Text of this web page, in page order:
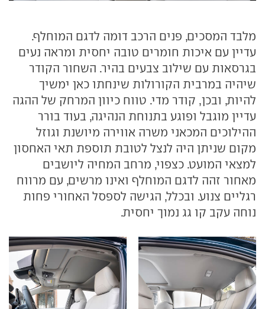
מלבד המסכים, פנים הרכב דומה לדגם המוחלף.
עדיין עם איכות חומרים טובה יחסית ומראה נעים
בגרסאות עם שילוב צבעים בהיר. השחור הקודר
שיהיה במרבית הקורולות שינחתו כאן ימשיך
להיות, ובכן, קודר מדי. טווח כיוון המרחק של ההגה
עדיין מוגבל ופוגע בתנוחת הנהיגה, בעוד בורר
ההילוכים המכאני משרה אווירה מיושנת וגוזל
מקום שניתן היה לנצל לטובת תוספת תאי האחסון
למצאי המועט. כצפוי, מרחב המחיה ליושבים
מאחור זהה לדגם המוחלף ואינו מרשים, עם מרווח
רגליים צנוע. ובכלל, הגישה לספסל האחורי פחות
נוחה עקב קו גג נמוך יחסית.